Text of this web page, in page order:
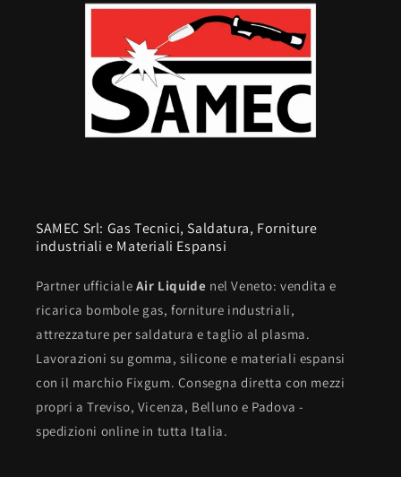
SAMEC Srl: Gas Tecnici, Saldatura, Forniture
industriali e Materiali Espansi
Partner ufficiale Air Liquide nel Veneto: vendita e
ricarica bombole gas, forniture industriali,
attrezzature per saldatura e taglio al plasma.
Lavorazioni su gomma, silicone e materiali espansi
con il marchio Fixgum. Consegna diretta con mezzi
propri a Treviso, Vicenza, Belluno e Padova -
spedizioni online in tutta Italia.